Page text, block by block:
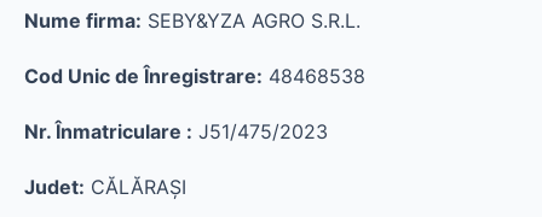
Nume firma: SEBY&YZA AGRO S.R.L.
Cod Unic de Înregistrare: 48468538
Nr. Înmatriculare : J51/475/2023
Judet: CĂLĂRAŞI